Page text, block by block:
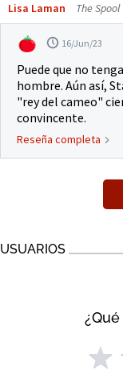
Lisa Laman The Spool
16/Jun/23
Puede que no
hombre. Aún así,
"rey del cameo"
convincente.
Reseña completa
USUARIOS